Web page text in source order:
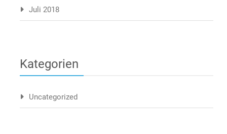
Juli 2018
Kategorien
Uncategorized